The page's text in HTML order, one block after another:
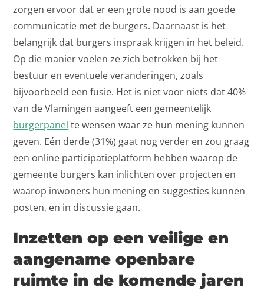
zorgen ervoor dat er een grote nood is aan goede
communicatie met de burgers. Daarnaast is het
belangrijk dat burgers inspraak krijgen in het beleid.
Op die manier voelen ze zich betrokken bij het
bestuur en eventuele veranderingen, zoals
bijvoorbeeld een fusie. Het is niet voor niets dat 40%
van de Vlamingen aangeeft een gemeentelijk
burgerpanel te wensen waar ze hun mening kunnen
geven. Eén derde (31%) gaat nog verder en zou graag
een online participatieplatform hebben waarop de
gemeente burgers kan inlichten over projecten en
waarop inwoners hun mening en suggesties kunnen
posten, en in discussie gaan.
Inzetten op een veilige en
aangename openbare
ruimte in de komende jaren